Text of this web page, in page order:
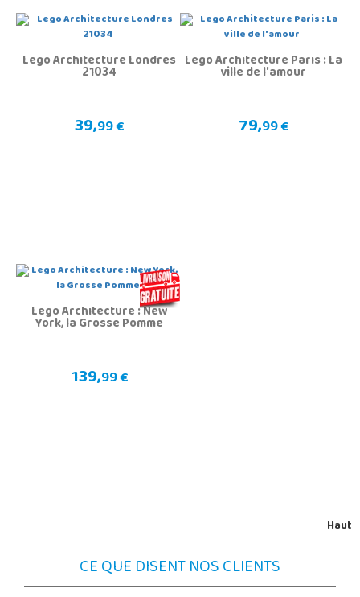
Lego Architecture Londres
21034
39,99 €
Lego Architecture Paris : La
ville de l'amour
79,99 €
Lego Architecture : New
York, la Grosse Pomme
139,99 €
Haut
CE QUE DISENT NOS CLIENTS